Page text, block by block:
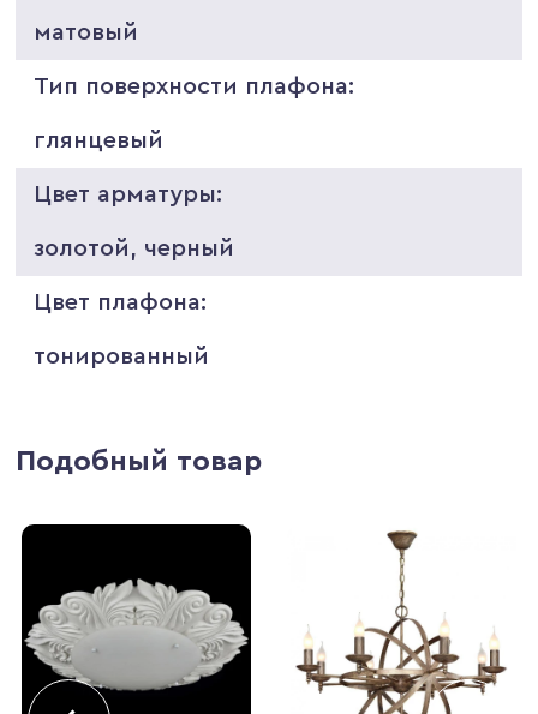
матовый
Тип поверхности плафона:
глянцевый
Цвет арматуры:
золотой, черный
Цвет плафона:
тонированный
Подобный товар